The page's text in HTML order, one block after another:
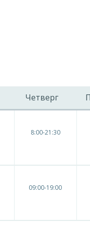
Четверг
8:00-21:30
09:00-19:00